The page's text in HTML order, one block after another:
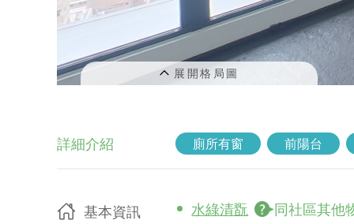
詳細介紹 廁所有窗 前陽台
基本資訊 水綠清翫
同社區其他